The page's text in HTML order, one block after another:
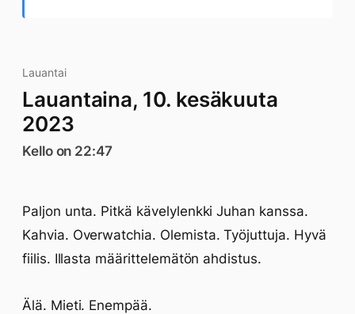
Lauantai
Lauantaina, 10. kesäkuuta
2023
Kello on 22:47
Paljon unta. Pitkä kävelylenkki Juhan kanssa.
Kahvia. Overwatchia. Olemista. Työjuttuja. Hyvä
fiilis. Illasta määrittelemätön ahdistus.
Älä. Mieti. Enempää.